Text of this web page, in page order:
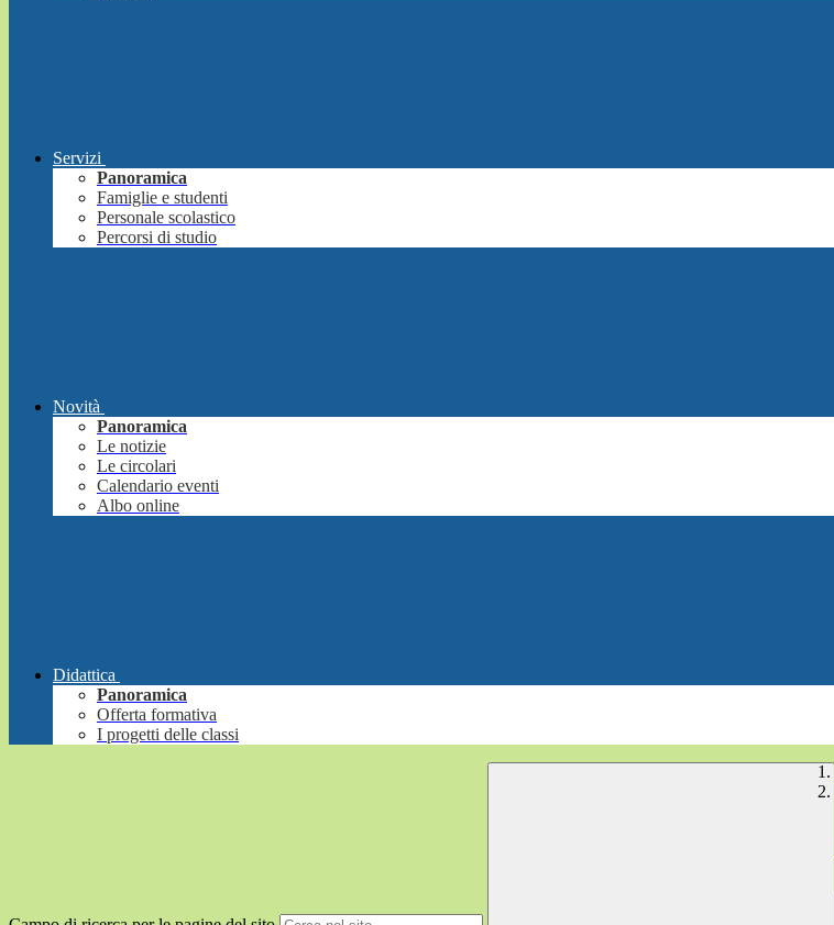
Servizi
Panoramica
Famiglie e studenti
Personale scolastico
Percorsi di studio
Novità
Panoramica
Le notizie
Le circolari
Calendario eventi
Albo online
Didattica
Panoramica
Offerta formativa
I progetti delle classi